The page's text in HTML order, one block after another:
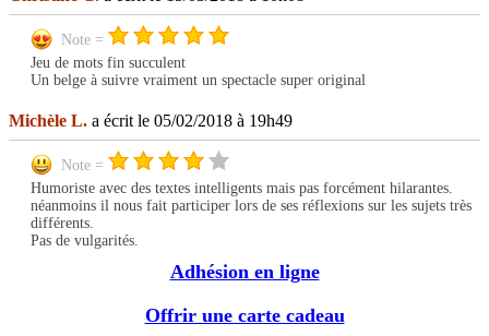
Note =
Jeu de mots fin succulent
Un belge à suivre vraiment un spectacle super original
Michèle L. a écrit le 05/02/2018 à 19h49
Note =
Humoriste avec des textes intelligents mais pas forcément hilarantes.
néanmoins il nous fait participer lors de ses réflexions sur les sujets très
différents.
Pas de vulgarités.
Adhésion en ligne
Offrir une carte cadeau